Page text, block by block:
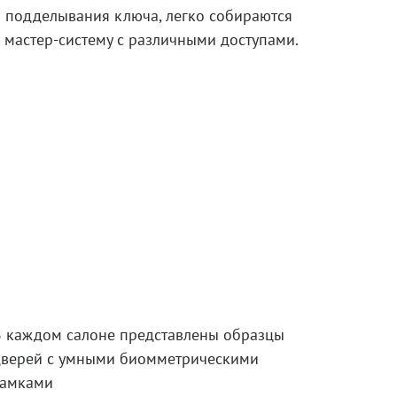
подделывания ключа, легко собираются
мастер-систему с различными доступами.
каждом салоне представлены образцы
с умными биомметрическими